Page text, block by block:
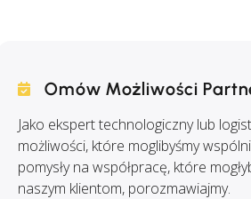
Omów Możliwości
Jako ekspert technologiczny lub
możliwości, które moglibyśmy
pomysły na współpracę, które
naszym klientom, porozmawiajmy.